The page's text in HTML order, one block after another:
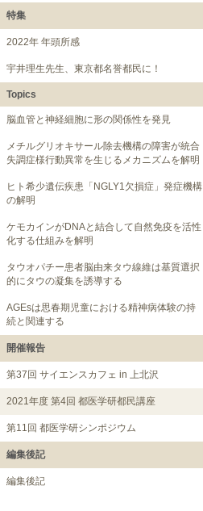
特集
2022年 年頭所感
宇井理生先生、東京都名誉都民に！
Topics
脳血管と神経細胞に形の関係性を発見
メチルグリオキサール除去機構の障害が統合
失調症様行動異常を生じるメカニズムを解明
ヒト希少遺伝疾患「NGLY1欠損症」発症機構
の解明
ケモカインがDNAと結合して自然免疫を活性
化する仕組みを解明
タウオパチー患者脳由来タウ線維は基質選択
的にタウの凝集を誘導する
AGEsは思春期児童における精神病体験の持
続と関連する
開催報告
第37回 サイエンスカフェ in 上北沢
2021年度 第4回 都医学研都民講座
第11回 都医学研シンポジウム
編集後記
編集後記